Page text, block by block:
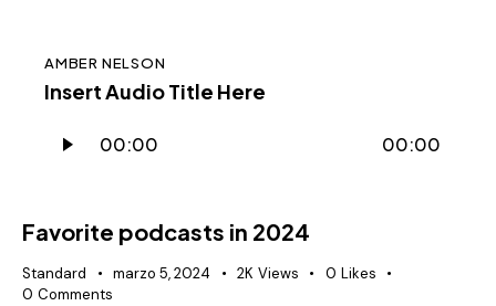
AMBER NELSON
Insert Audio Title Here
de
00:00 00:00
Favorite podcasts in 2024
Standard marzo 5, 2024 2K Views 0 Likes
0 Comments